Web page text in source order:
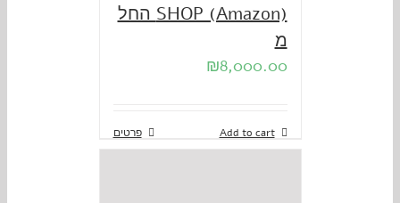
SHOP (Amazon) החל
מ
₪8,000.00
Add to cart פרטים